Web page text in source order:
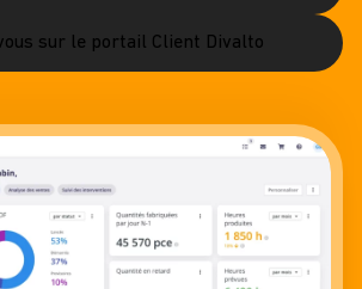
sur le portail Client Divalto